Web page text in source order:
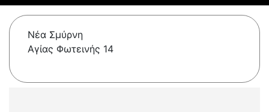
Νέα Σμύρνη
Αγίας Φωτεινής 14